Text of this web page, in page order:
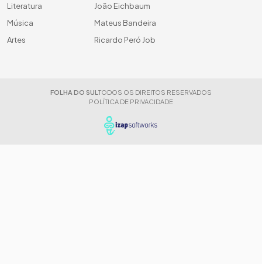
Literatura
Música
Artes
João Eichbaum
Mateus Bandeira
Ricardo Peró Job
FOLHA DO SUL TODOS OS DIREITOS RESERVADOS
POLÍTICA DE PRIVACIDADE